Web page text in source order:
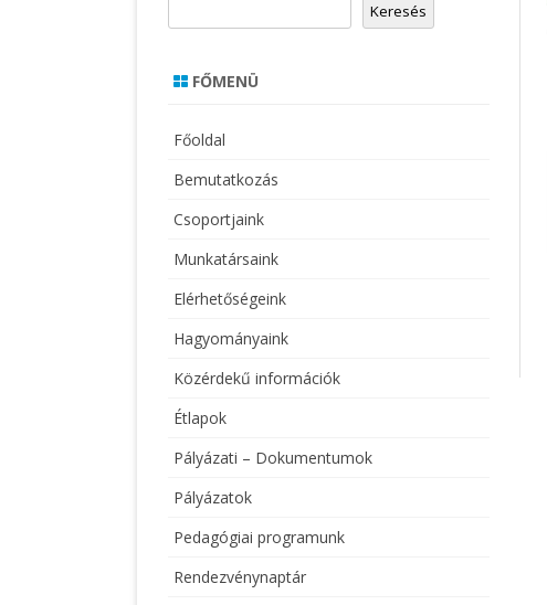
Keresés
FŐMENÜ
Főoldal
Bemutatkozás
Csoportjaink
Munkatársaink
Elérhetőségeink
Hagyományaink
Közérdekű információk
Étlapok
Pályázati – Dokumentumok
Pályázatok
Pedagógiai programunk
Rendezvénynaptár